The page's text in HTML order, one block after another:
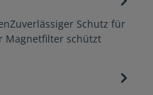
Schutz für
Magnetfilter schützt